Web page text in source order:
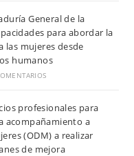
General de la
para abordar la
las mujeres desde
humanos
profesionales para
acompañamiento a
(ODM) a realizar
de mejora